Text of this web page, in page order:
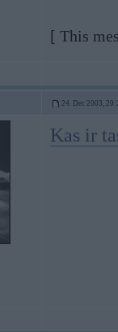
[ This
24. Dec 2003,
Kas ir